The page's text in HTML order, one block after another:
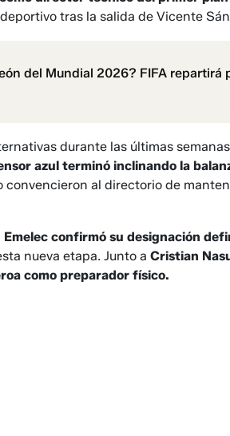
tras la salida de Vicente
del Mundial 2026? FIFA repartirá
durante las últimas
azul terminó inclinando la
convencieron al directorio de
Emelec confirmó su designación
nueva etapa. Junto a Cristian
como preparador físico.